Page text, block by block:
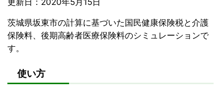
更新日： 2020年5月15日
茨城県坂東市の計算に基づいた国民健康保険税と介護
保険料、後期高齢者医療保険料のシミュレーションで
す。
使い方